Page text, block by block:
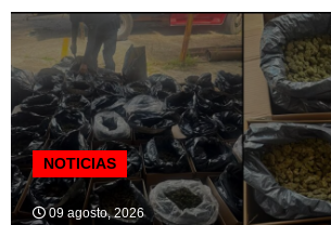
NOTICIAS
09 agosto, 2026